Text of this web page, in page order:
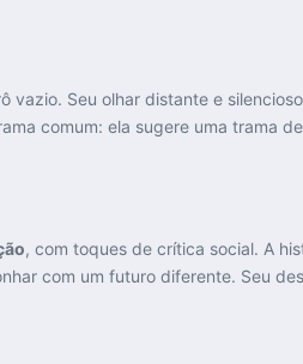
Seu olhar distante e
comum: ela sugere uma trama
, com toques de crítica social. A
com um futuro diferente. Seu